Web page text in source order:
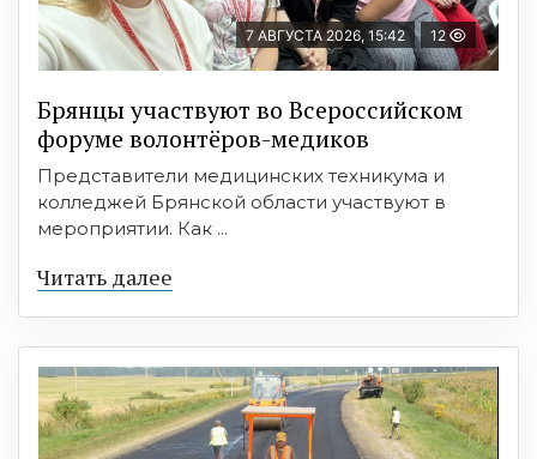
7 АВГУСТА 2026, 15:42 12
Брянцы участвуют во Всероссийском
форуме волонтёров-медиков
Представители медицинских техникума и
колледжей Брянской области участвуют в
мероприятии. Как ...
Читать далее